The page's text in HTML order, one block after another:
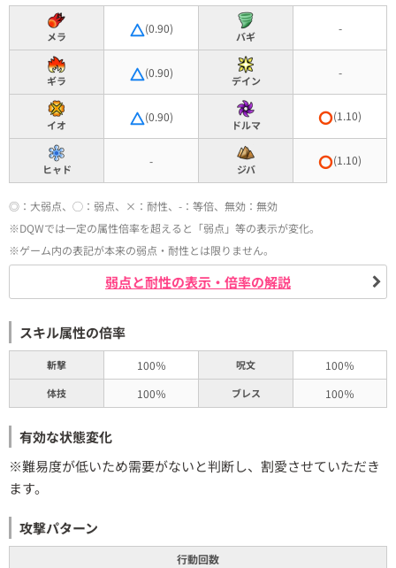
メラ
(0.90)
バギ
-
ギラ
(0.90)
デイン
-
イオ
(0.90)
ドルマ
(1.10)
ヒャド
-
ジバ
(1.10)
◎：大弱点、◯：弱点、×：耐性、-：等倍、無効：無効
※DQWでは一定の属性倍率を超えると「弱点」等の表示が変化。
※ゲーム内の表記が本来の弱点・耐性とは限りません。
弱点と耐性の表示・倍率の解説
スキル属性の倍率
斬撃 100％ 呪文 100％
体技 100％ ブレス 100％
有効な状態変化
※難易度が低いため需要がないと判断し、割愛させていただき
ます。
攻撃パターン
行動回数